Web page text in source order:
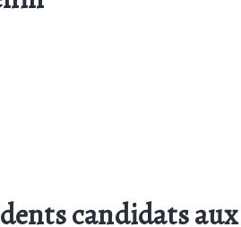
candidats aux